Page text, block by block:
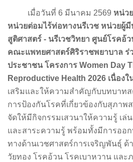
เมื่อวันที่ 6 มีนาคม 2569 หน่ว
หน่วยต่อมไร้ท่อทางนรีเวช หน่วยผู้
สูติศาสตร์ - นรีเวชวิทยา ศูนย์โรคอ้
คณะแพทยศาสตร์ศิริราชพยาบาล
ประชาชน โครงการ Women Day
Reproductive Health 2026 เนื่อง
เสริมและให้ความสำคัญกับบทบาทส
การป้องกันโรคที่เกี่ยวข้องกับสุภาพ
จัดให้มีกิจกรรมเสวนาให้ความรู้ เ
และสาระความรู้ พร้อมทั้งมีการออ
ทางด้านเวชศาสตร์การเจริญพันธุ์ ด้
วัยทอง โรคอ้วน โรคเบาหวาน และ